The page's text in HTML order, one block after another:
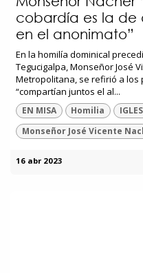
cobardía es la de
en el anonimato”
En la homilía dominical
Tegucigalpa, Monseñor José
Metropolitana, se refirió a los
“compartían juntos el al...
EN MISA Homilia
Monseñor José Vicente
16 abr 2023